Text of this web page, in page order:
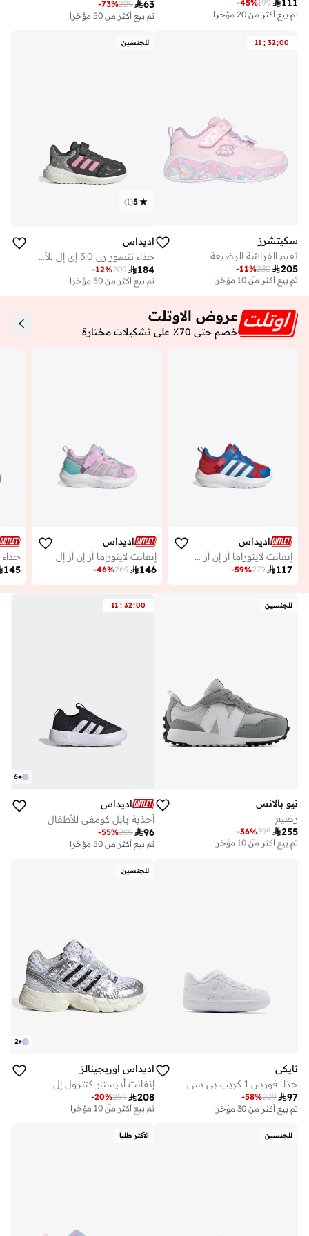
111
199
-45%
تم بيع أكثر من 20 مؤخرا
63
229
-73%
تم بيع أكثر من 50 مؤخرا
11 : 32:00
سكيتشرز
نعيم الفراشة الرضيعة
205
230
-11%
توصيل مجاني
تم بيع أكثر من 10 مؤخرا
للجنسين
5
(
1
)
اديداس
حذاء تنسور رن 3.0 إي إل للأطفال
184
209
-12%
على وشك النفاد
تم بيع أكثر من 50 مؤخرا
عروض الاوتلت
خصم حتى 70٪ على تشكيلات مختارة
اديداس
إنفانت لايتوراما آر إن آر سبايد
117
279
-59%
اديداس
إنفانت لايتوراما آر إن آر إل
146
269
-46%
145
للجنسين
نيو بالانس
رضيع
255
395
-36%
توصيل مجاني
تم بيع أكثر من 10 مؤخرا
11 : 32:00
+
6
اديداس
أحذية بابل كومفي للأطفال
96
209
-55%
تم بيع أكثر من 50 مؤخرا
نايكي
حذاء فورس 1 كريب بي سي
97
229
-58%
تم بيع أكثر من 30 مؤخرا
للجنسين
+
2
اديداس اوريجينالز
إنفانت أديستار كنترول إل
208
259
-20%
توصيل مجاني
تم بيع أكثر من 10 مؤخرا
تم بيع أكثر من 10 مؤخرا
للجنسين الأكثر طلبا